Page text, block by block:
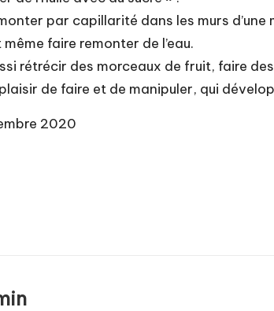
par capillarité dans les murs
faire remonter de l’eau.
rétrécir des morceaux de fruit, faire
de faire et de manipuler, qui
2020